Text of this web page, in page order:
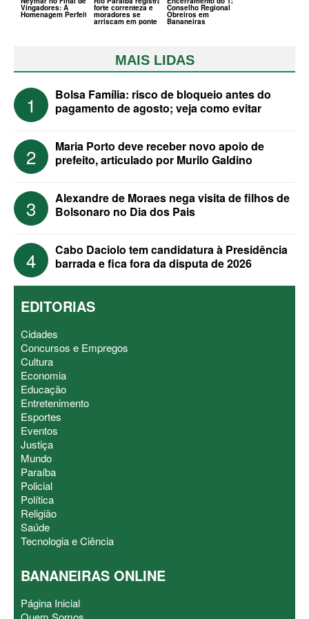
Vingadores: A
Homenagem Perfeita
forte correnteza e
moradores se
arriscam em ponte
Conselho Regional de
Obreiros em
Bananeiras
MAIS LIDAS
1
Bolsa Família: risco de bloqueio antes do
pagamento de agosto; veja como evitar
2
Maria Porto deve receber novo apoio de
prefeito, articulado por Murilo Galdino
3
Alexandre de Moraes nega visita de filhos de
Bolsonaro no Dia dos Pais
4
Cabo Daciolo tem candidatura à Presidência
barrada e fica fora da disputa de 2026
EDITORIAS
Cidades
Concursos e Empregos
Cultura
Economia
Educação
Entretenimento
Esportes
Eventos
Justiça
Mundo
Paraíba
Policial
Política
Religião
Saúde
Tecnologia e Ciência
BANANEIRAS ONLINE
Página Inicial